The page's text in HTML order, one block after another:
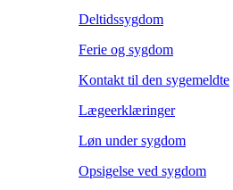
Deltidssygdom
Ferie og sygdom
Kontakt til den sygemeldte
Lægeerklæringer
Løn under sygdom
Opsigelse ved sygdom